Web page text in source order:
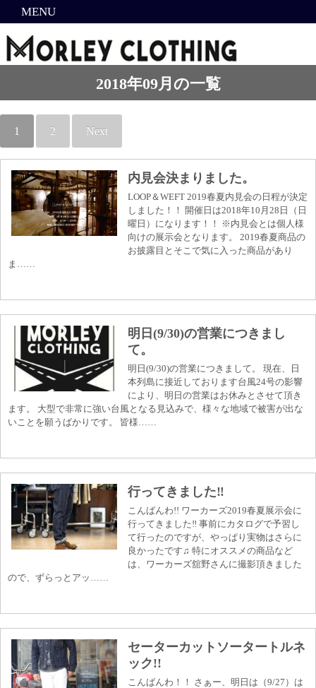
MENU
2018年09月の一覧
1 2 Next
内見会決まりました。
LOOP＆WEFT 2019春夏内見会の日程が決定
しました！！ 開催日は2018年10月28日（日
曜日）になります！！ ※内見会とは個人様
向けの展示会となります。 2019春夏商品の
お披露目とそこで気に入った商品があり
ま……
明日(9/30)の営業につきまし
て。
明日(9/30)の営業につきまして。 現在、日
本列島に接近しております台風24号の影響
により、明日の営業はお休みとさせて頂き
ます。 大型で非常に強い台風となる見込みで、様々な地域で被害が出な
いことを願うばかりです。 皆様……
行ってきました‼︎
こんばんわ!! ワーカーズ2019春夏展示会に
行ってきました‼︎ 事前にカタログで予習し
て行ったのですが、やっぱり実物はさらに
良かったです♫ 特にオススメの商品など
は、ワーカーズ舘野さんに撮影頂きました
ので、ずらっとアッ……
セーターカットソータートルネ
ック!!
こんばんわ！！ さぁー、明日は（9/27）は